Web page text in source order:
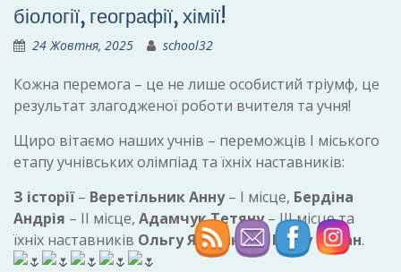
біології, географії, хімії!
24 Жовтня, 2025 school32
Кожна перемога – це не лише особистий тріумф, це
результат злагодженої роботи вчителя та учня!
Щиро вітаємо наших учнів – переможців І міського
етапу учнівських олімпіад та їхніх наставників:
З історії– Веретільник Анну– І місце, Бердіна
Андрія – ІІ місце, Адамчук Тетяну– ІІІ місце та
їхніх наставників Ольгу ЯхненкотаІрину Таран.